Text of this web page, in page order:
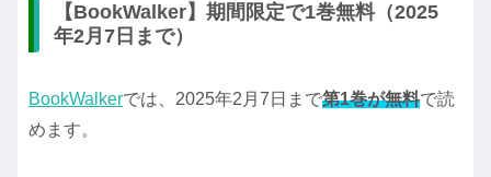
【BookWalker】期間限定で1巻無料（2025
年2月7日まで）
BookWalkerでは、2025年2月7日まで第1巻が無料で読
めます。